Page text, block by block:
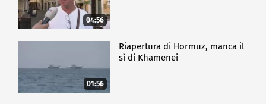
04:56
01:56
Riapertura di Hormuz, manca il
sì di Khamenei